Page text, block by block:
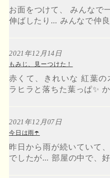
お面をつけて、 みんなで
伸ばしたり… みんなで仲
2021年12月14日
もみじ、見ーつけた！
赤くて、きれいな 紅葉
ラヒラと落ちた葉っぱ✨
2021年12月07日
今日は雨☂️
昨日から雨が続いていて
でしたが… 部屋の中で、